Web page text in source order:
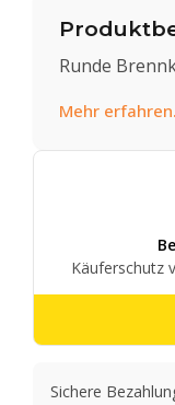
Runde
Mehr
Sichere